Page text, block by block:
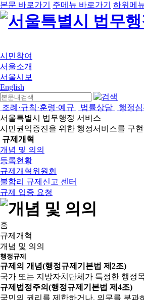
본문 바로가기 주메뉴 바로가기 하위메
시민참여
서울소개
서울시보
English
조례·규칙·훈령·예규 법률상담 행정
서울특별시 법무행정 서비스
시민권익증진을 위한 행정서비스를 구
규제개혁
개념 및 의의
등록현황
규제개혁위원회
불합리 규제신고 센터
규제 입증 요청
홈
규제개혁
개념 및 의의
행정규제
규제의 개념(행정규제기본법 제2조)
국가 또는 지방자치단체가 특정한 행정
규제법정주의(행정규제기본법 제4조)
국민의 권리를 제한하거나, 의무를 부